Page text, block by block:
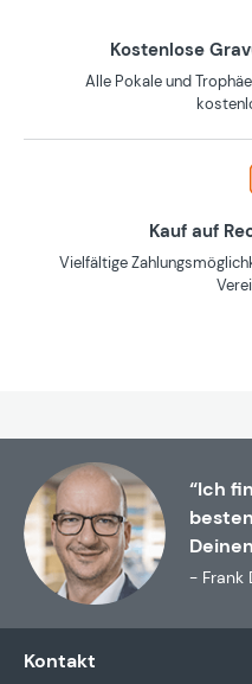
Kostenlose
Alle Pokale und
Kauf auf
Vielfältige
“Ich
- Frank
Kontakt